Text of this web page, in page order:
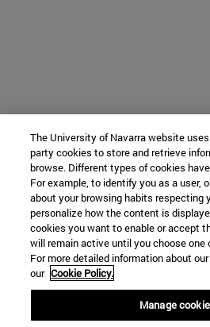
The University of Navarra website
party cookies to store and retrieve
browse. Different types of cookies
For example, to identify you as a user,
about your browsing habits respecting
personalize how the content is
cookies you want to enable or accept
will remain active until you choose
For more detailed information about
our Cookie Policy.
Manage